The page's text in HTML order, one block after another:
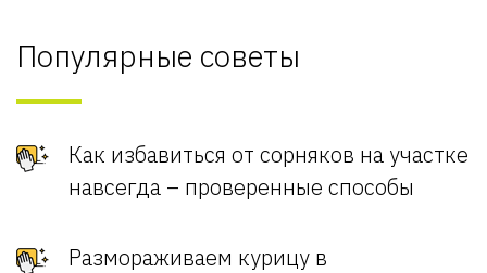
Популярные советы
Как избавиться от сорняков на участке
навсегда – проверенные способы
Размораживаем курицу в